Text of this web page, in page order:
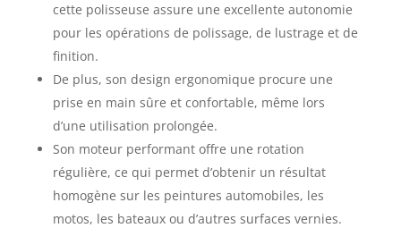
cette polisseuse assure une excellente autonomie
pour les opérations de polissage, de lustrage et de
finition.
De plus, son design ergonomique procure une
prise en main sûre et confortable, même lors
d’une utilisation prolongée.
Son moteur performant offre une rotation
régulière, ce qui permet d’obtenir un résultat
homogène sur les peintures automobiles, les
motos, les bateaux ou d’autres surfaces vernies.